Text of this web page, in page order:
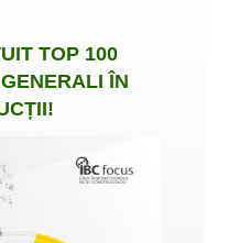
TOP 100
ÎN
!